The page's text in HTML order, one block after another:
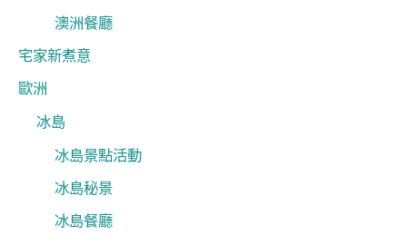
澳洲餐廳
宅家新煮意
歐洲
冰島
冰島景點活動
冰島秘景
冰島餐廳